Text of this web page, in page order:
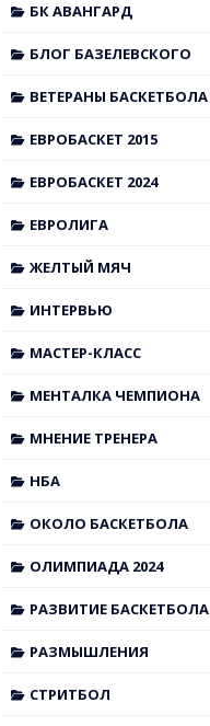
БК АВАНГАРД
БЛОГ БАЗЕЛЕВСКОГО
ВЕТЕРАНЫ БАСКЕТБОЛА
ЕВРОБАСКЕТ 2015
ЕВРОБАСКЕТ 2024
ЕВРОЛИГА
ЖЕЛТЫЙ МЯЧ
ИНТЕРВЬЮ
МАСТЕР-КЛАСС
МЕНТАЛКА ЧЕМПИОНА
МНЕНИЕ ТРЕНЕРА
НБА
ОКОЛО БАСКЕТБОЛА
ОЛИМПИАДА 2024
РАЗВИТИЕ БАСКЕТБОЛА
РАЗМЫШЛЕНИЯ
СТРИТБОЛ